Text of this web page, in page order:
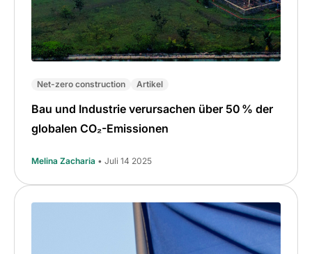
Net-zero construction Artikel
Bau und Industrie verursachen über 50 % der
globalen CO₂-Emissionen
Melina Zacharia • Juli 14 2025